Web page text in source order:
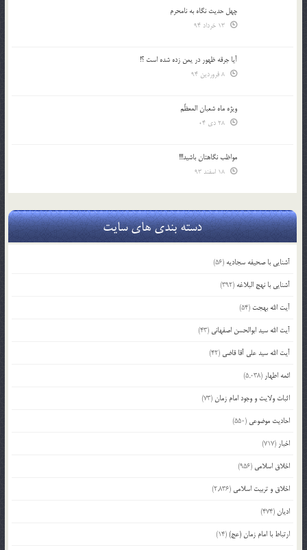
چهل حدیث نگاه به نامحرم
آیا جرقه ظهور در یمن زده شده است ؟!
ویژه ماه شعبان المعظّم
مواظب نگاهتان باشید!!!
دسته بندی های سایت
آشنایی با صحیفه سجادیه (56)
آشنایی با نهج البلاغه (392)
آیت الله بهجت (54)
آیت الله سید ابوالحسن اصفهانی (43)
آیت الله سید علی آقا قاضی (42)
ائمه اطهار (5,038)
اثبات ولایت و وجود امام زمان(73)
احادیث موضوعی (550)
اخبار (717)
اخلاق اسلامی (956)
اخلاق و تربیت اسلامی (2,836)
ادیان(474)
ارتباط با امام زمان (عج)(14)